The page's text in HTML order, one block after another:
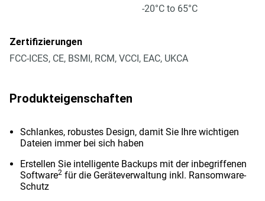
-20°C to 65°C
Zertifizierungen
FCC-ICES, CE, BSMI, RCM, VCCI, EAC, UKCA
Produkteigenschaften
Schlankes, robustes Design, damit Sie Ihre wichtigen
Dateien immer bei sich haben
Erstellen Sie intelligente Backups mit der inbegriffenen
Software2 für die Geräteverwaltung inkl. Ransomware-
Schutz